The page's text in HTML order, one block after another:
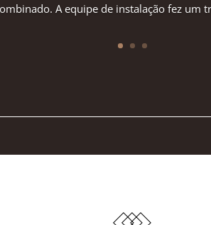
A equipe de instalação fez um